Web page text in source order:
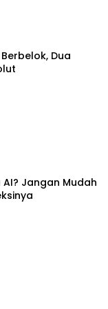
Dua
Jangan Mudah